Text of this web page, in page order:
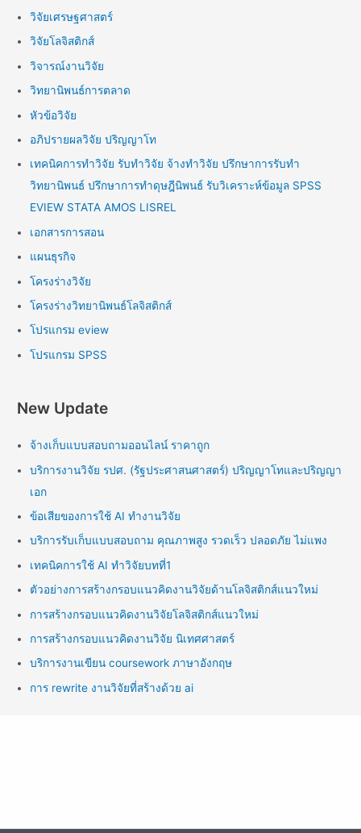
วิจัยเศรษฐศาสตร์
วิจัยโลจิสติกส์
วิจารณ์งานวิจัย
วิทยานิพนธ์การตลาด
หัวข้อวิจัย
อภิปรายผลวิจัย ปริญญาโท
เทคนิคการทำวิจัย รับทำวิจัย จ้างทำวิจัย ปรึกษาการรับทำ
วิทยานิพนธ์ ปรึกษาการทำดุษฎีนิพนธ์ รับวิเคราะห์ข้อมูล SPSS
EVIEW STATA AMOS LISREL
เอกสารการสอน
แผนธุรกิจ
โครงร่างวิจัย
โครงร่างวิทยานิพนธ์โลจิสติกส์
โปรแกรม eview
โปรแกรม SPSS
New Update
จ้างเก็บแบบสอบถามออนไลน์ ราคาถูก
บริการงานวิจัย รปศ. (รัฐประศาสนศาสตร์) ปริญญาโทและปริญญา
เอก
ข้อเสียของการใช้ AI ทำงานวิจัย
บริการรับเก็บแบบสอบถาม คุณภาพสูง รวดเร็ว ปลอดภัย ไม่แพง
เทคนิคการใช้ AI ทำวิจัยบทที่1
ตัวอย่างการสร้างกรอบแนวคิดงานวิจัยด้านโลจิสติกส์แนวใหม่
การสร้างกรอบแนวคิดงานวิจัยโลจิสติกส์แนวใหม่
การสร้างกรอบแนวคิดงานวิจัย นิเทศศาสตร์
บริการงานเขียน coursework ภาษาอังกฤษ
การ rewrite งานวิจัยที่สร้างด้วย ai